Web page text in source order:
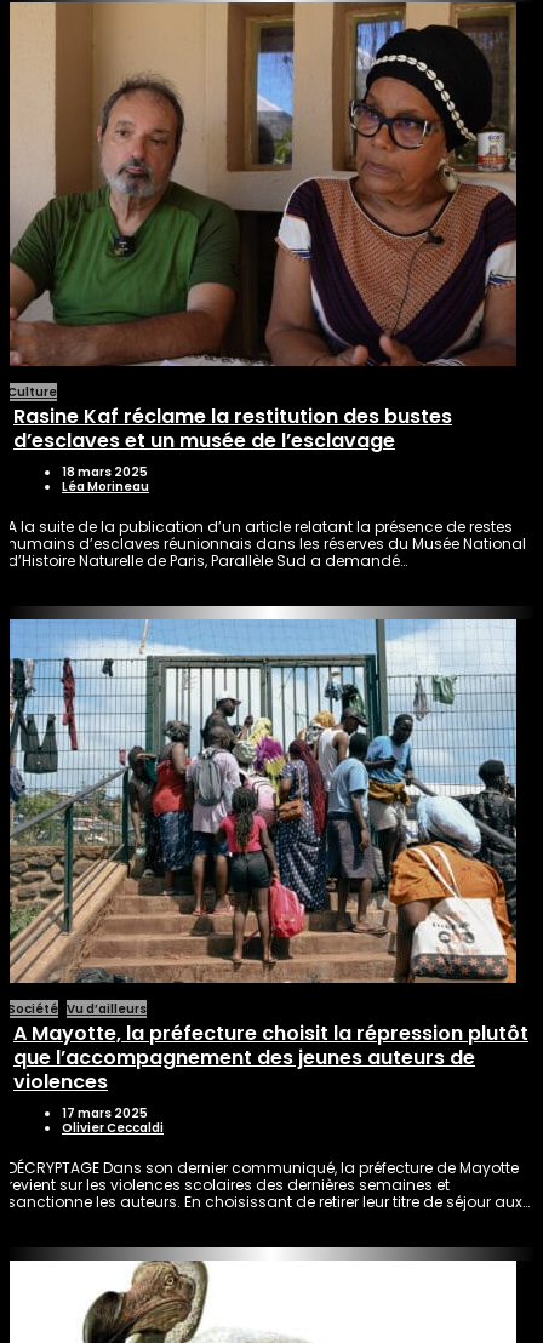
Culture
Rasine Kaf réclame la restitution des bustes
d’esclaves et un musée de l’esclavage
18 mars 2025
Léa Morineau
A la suite de la publication d’un article relatant la présence de restes
humains d’esclaves réunionnais dans les réserves du Musée National
d’Histoire Naturelle de Paris, Parallèle Sud a demandé…
Société Vu d’ailleurs
A Mayotte, la préfecture choisit la répression plutôt
que l’accompagnement des jeunes auteurs de
violences
17 mars 2025
Olivier Ceccaldi
DÉCRYPTAGE Dans son dernier communiqué, la préfecture de Mayotte
revient sur les violences scolaires des dernières semaines et
sanctionne les auteurs. En choisissant de retirer leur titre de séjour aux…